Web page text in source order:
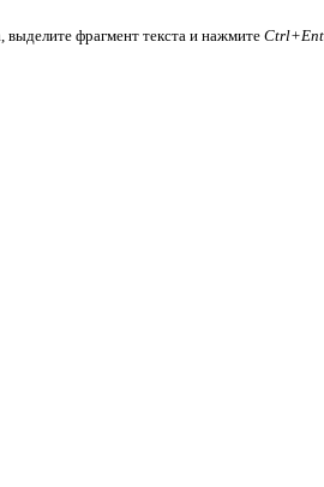
фрагмент текста и нажмите